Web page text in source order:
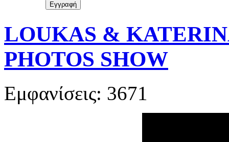
LOUKAS &
PHOTOS SHOW
Εμφανίσεις: 3671